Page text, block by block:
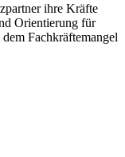
ihre Kräfte
Orientierung für
Fachkräftemangel